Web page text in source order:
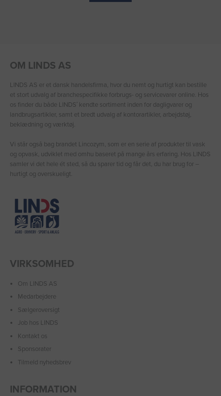
OM LINDS AS
LINDS AS er et dansk handelsfirma, hvor du nemt og hurtigt kan bestille
et stort udvalg af branchespecifikke forbrugs- og servicevarer online. Hos
os finder du både LINDS′ kendte sortiment inden for dagligvarer og
landbrugsartikler, samt et bredt udvalg af kontorartikler, arbejdstøj,
beklædning og værktøj.
Vi står også bag brandet Lincozym, som er en serie af produkter til vask
og opvask, udviklet med omhu baseret på mange års erfaring. Hos LINDS
samler vi det hele ét sted, så du sparer tid og får det, du har brug for –
hurtigt og overskueligt.
VIRKSOMHED
Om LINDS AS
Medarbejdere
Sælgeroversigt
Job hos LINDS
Kontakt os
Sponsorater
Tilmeld nyhedsbrev
INFORMATION